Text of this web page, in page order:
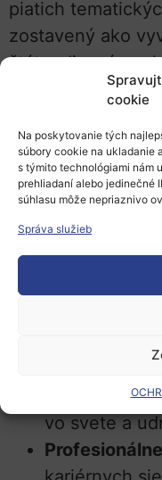
cookie
Na poskytovanie tých
súbory cookie na ukladanie
s týmito technológiami nám
prehliadaní alebo jedinečné
súhlasu môže nepriaznivo
Správa služieb
piatich
zostavený ako
štátu, diaspóry,
sektora, čo
efektívne
zviditeľniť jej
Cirkulácia
mobilita a
Triangel
organizácií a
Jazyková
vo svete a